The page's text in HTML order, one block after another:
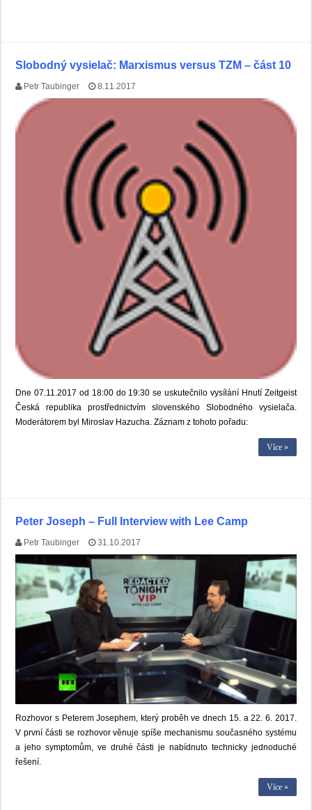
Slobodný vysielač: Marxismus versus TZM – část 10
Petr Taubinger 8.11.2017
Dne 07.11.2017 od 18:00 do 19:30 se uskutečnilo vysílání Hnutí Zeitgeist
Česká republika prostřednictvím slovenského Slobodného vysielača.
Moderátorem byl Miroslav Hazucha. Záznam z tohoto pořadu:
Více »
Peter Joseph – Full Interview with Lee Camp
Petr Taubinger 31.10.2017
Rozhovor s Peterem Josephem, který proběh ve dnech 15. a 22. 6. 2017.
V první části se rozhovor věnuje spíše mechanismu současného systému
a jeho symptomům, ve druhé části je nabídnuto technicky jednoduché
řešení.
Více »